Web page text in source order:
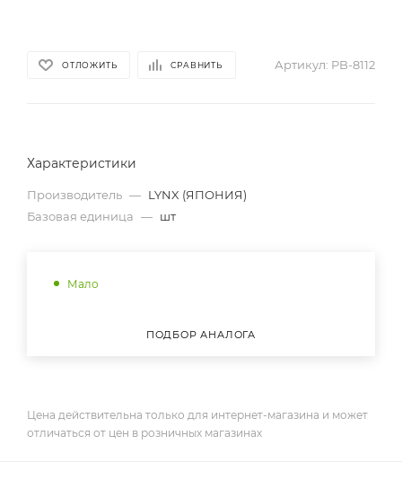
ОТЛОЖИТЬ СРАВНИТЬ Артикул: PB-8112
Характеристики
Производитель — LYNX (ЯПОНИЯ)
Базовая единица — шт
Мало
ПОДБОР АНАЛОГА
Цена действительна только для интернет-магазина и может
отличаться от цен в розничных магазинах